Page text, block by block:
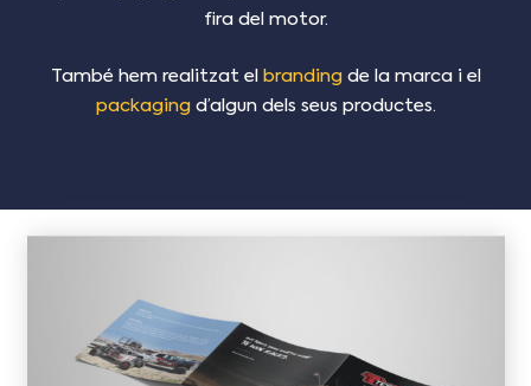
fira del motor.
També hem realitzat el brandingde la marca i el
packagingd’algun dels seus productes.